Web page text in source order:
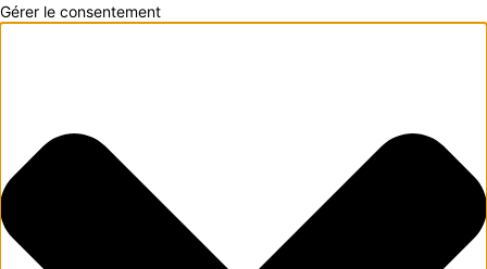
Gérer le consentement